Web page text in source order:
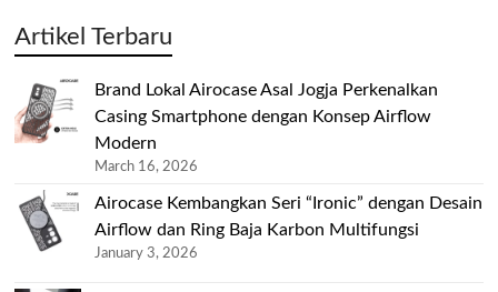
Artikel Terbaru
Brand Lokal Airocase Asal Jogja Perkenalkan
Casing Smartphone dengan Konsep Airflow
Modern
March 16, 2026
Airocase Kembangkan Seri “Ironic” dengan Desain
Airflow dan Ring Baja Karbon Multifungsi
January 3, 2026